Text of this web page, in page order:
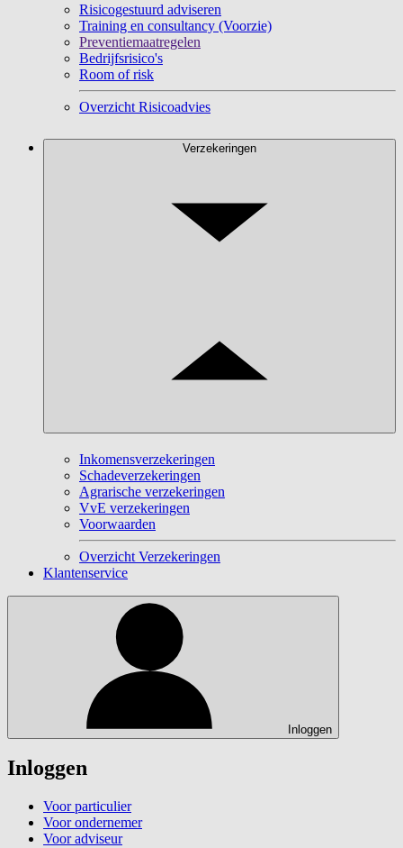
Risicogestuurd adviseren
Training en consultancy (Voorzie)
Preventiemaatregelen
Bedrijfsrisico's
Room of risk
Overzicht Risicoadvies
Verzekeringen
Inkomensverzekeringen
Schadeverzekeringen
Agrarische verzekeringen
VvE verzekeringen
Voorwaarden
Overzicht Verzekeringen
Klantenservice
Inloggen
Inloggen
Voor particulier
Voor ondernemer
Voor adviseur